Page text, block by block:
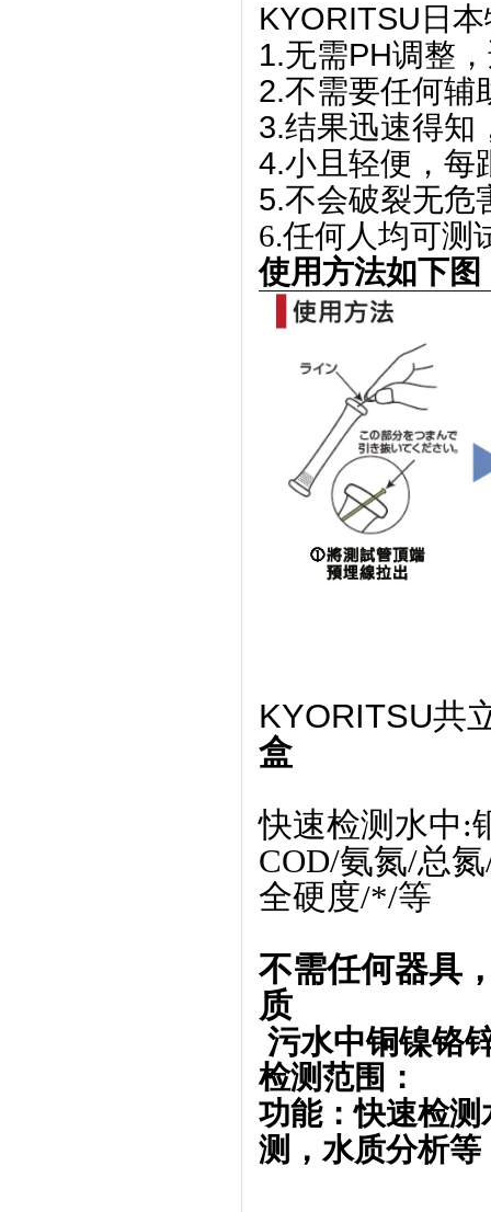
KYORITSU日本
1.无需PH调整
2.不需要任何辅
3.结果迅速得知
4.小且轻便，每
5.不会破裂无危
6.任何人均可测
​使用方法如下图
KYORITSU共
盒
快速检测水中:
COD/氨氮/总
全硬度/*/等
不需任何器具
质
污水中铜镍铬
检测范围：
功能：快速检
测，水质分析等